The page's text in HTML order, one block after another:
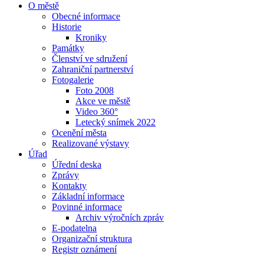
O městě
Obecné informace
Historie
Kroniky
Památky
Členství ve sdružení
Zahraniční partnerství
Fotogalerie
Foto 2008
Akce ve městě
Video 360°
Letecký snímek 2022
Ocenění města
Realizované výstavy
Úřad
Úřední deska
Zprávy
Kontakty
Základní informace
Povinné informace
Archiv výročních zpráv
E-podatelna
Organizační struktura
Registr oznámení